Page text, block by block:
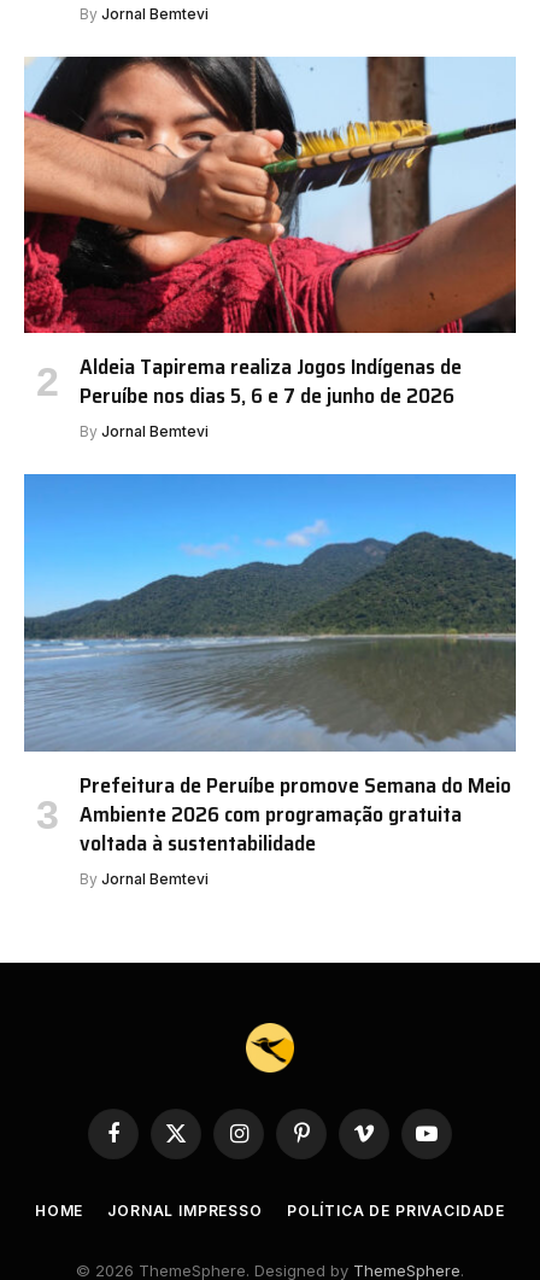
By Jornal Bemtevi
Aldeia Tapirema realiza Jogos Indígenas de
Peruíbe nos dias 5, 6 e 7 de junho de 2026
By Jornal Bemtevi
Prefeitura de Peruíbe promove Semana do Meio
Ambiente 2026 com programação gratuita
voltada à sustentabilidade
By Jornal Bemtevi
Facebook
X
(Twitter)
InstagramPinterestVimeo YouTube
HOME JORNAL IMPRESSO POLÍTICA DE PRIVACIDADE
© 2026 ThemeSphere. Designed by ThemeSphere.